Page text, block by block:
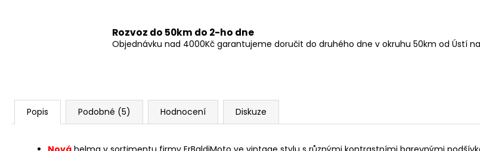
Rozvoz do 50km do 2-ho dne
Objednávku nad 4000Kč garantujeme doručit do druhého dne v okruhu 50km od Ústí
Popis Podobné (5) Hodnocení Diskuze